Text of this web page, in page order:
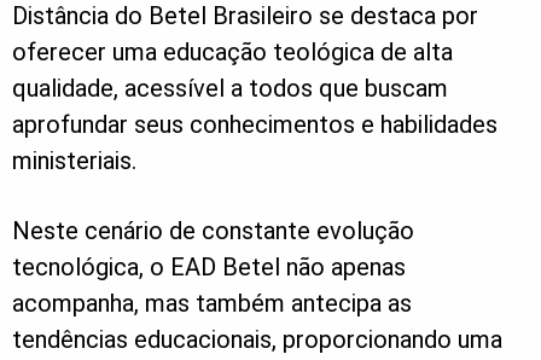
Distância do Betel Brasileiro se destaca por
oferecer uma educação teológica de alta
qualidade, acessível a todos que buscam
aprofundar seus conhecimentos e habilidades
ministeriais.
Neste cenário de constante evolução
tecnológica, o EAD Betel não apenas
acompanha, mas também antecipa as
tendências educacionais, proporcionando uma